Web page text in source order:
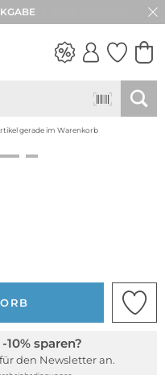
gerade im Warenkorb
10% sparen?
für den Newsletter an.